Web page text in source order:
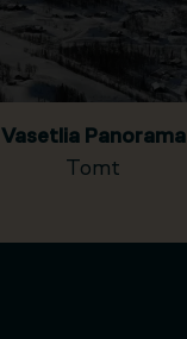
Vasetlia Panorama
Tomt